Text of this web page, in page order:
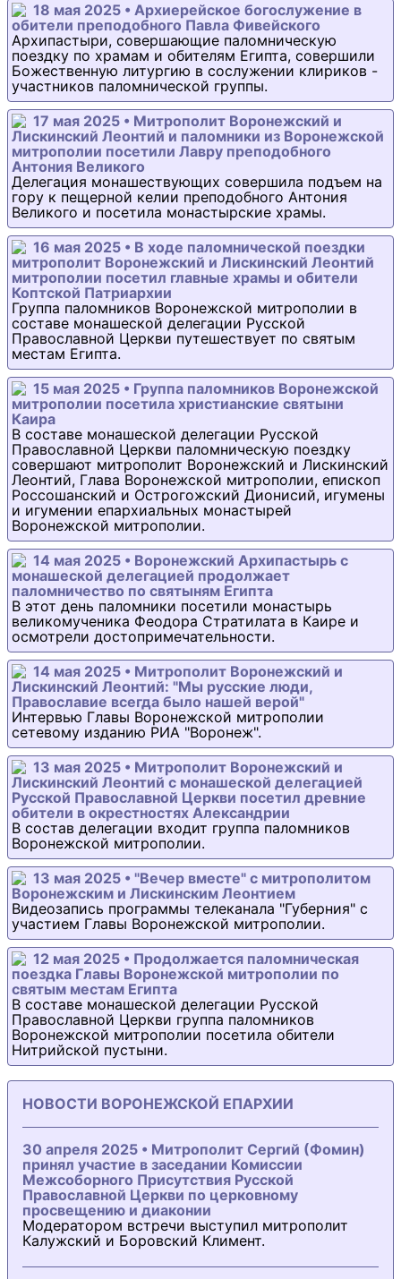
18 мая 2025 • Архиерейское богослужение в
обители преподобного Павла Фивейского
Архипастыри, совершающие паломническую
поездку по храмам и обителям Египта, совершили
Божественную литургию в сослужении клириков -
участников паломнической группы.
17 мая 2025 • Митрополит Воронежский и
Лискинский Леонтий и паломники из Воронежской
митрополии посетили Лавру преподобного
Антония Великого
Делегация монашествующих совершила подъем на
гору к пещерной келии преподобного Антония
Великого и посетила монастырские храмы.
16 мая 2025 • В ходе паломнической поездки
митрополит Воронежский и Лискинский Леонтий
митрополии посетил главные храмы и обители
Коптской Патриархии
Группа паломников Воронежской митрополии в
составе монашеской делегации Русской
Православной Церкви путешествует по святым
местам Египта.
15 мая 2025 • Группа паломников Воронежской
митрополии посетила христианские святыни
Каира
В составе монашеской делегации Русской
Православной Церкви паломническую поездку
совершают митрополит Воронежский и Лискинский
Леонтий, Глава Воронежской митрополии, епископ
Россошанский и Острогожский Дионисий, игумены
и игумении епархиальных монастырей
Воронежской митрополии.
14 мая 2025 • Воронежский Архипастырь с
монашеской делегацией продолжает
паломничество по святыням Египта
В этот день паломники посетили монастырь
великомученика Феодора Стратилата в Каире и
осмотрели достопримечательности.
14 мая 2025 • Митрополит Воронежский и
Лискинский Леонтий: "Мы русские люди,
Православие всегда было нашей верой"
Интервью Главы Воронежской митрополии
сетевому изданию РИА "Воронеж".
13 мая 2025 • Митрополит Воронежский и
Лискинский Леонтий с монашеской делегацией
Русской Православной Церкви посетил древние
обители в окрестностях Александрии
В состав делегации входит группа паломников
Воронежской митрополии.
13 мая 2025 • "Вечер вместе" с митрополитом
Воронежским и Лискинским Леонтием
Видеозапись программы телеканала "Губерния" с
участием Главы Воронежской митрополии.
12 мая 2025 • Продолжается паломническая
поездка Главы Воронежской митрополии по
святым местам Египта
В составе монашеской делегации Русской
Православной Церкви группа паломников
Воронежской митрополии посетила обители
Нитрийской пустыни.
НОВОСТИ ВОРОНЕЖСКОЙ ЕПАРХИИ
30 апреля 2025 • Митрополит Сергий (Фомин)
принял участие в заседании Комиссии
Межсоборного Присутствия Русской
Православной Церкви по церковному
просвещению и диаконии
Модератором встречи выступил митрополит
Калужский и Боровский Климент.